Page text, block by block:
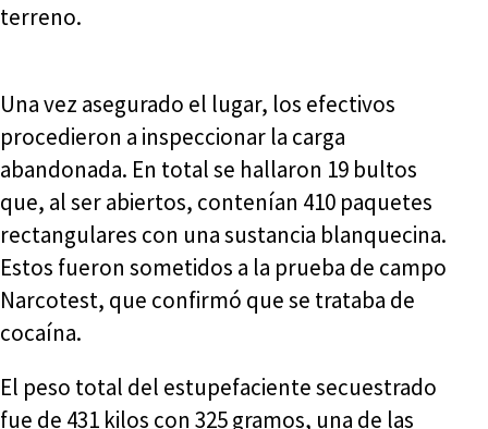
terreno.
Una vez asegurado el lugar, los efectivos
procedieron a inspeccionar la carga
abandonada. En total se hallaron 19 bultos
que, al ser abiertos, contenían 410 paquetes
rectangulares con una sustancia blanquecina.
Estos fueron sometidos a la prueba de campo
Narcotest, que confirmó que se trataba de
cocaína.
El peso total del estupefaciente secuestrado
fue de 431 kilos con 325 gramos, una de las